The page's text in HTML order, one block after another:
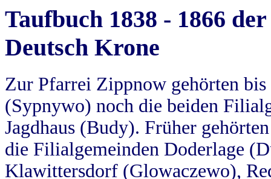
Taufbuch 1838 - 1866
Deutsch Krone
Zur Pfarrei Zippnow gehörten
(Sypnywo) noch die beiden
Jagdhaus (Budy). Früher
die Filialgemeinden Doderlage
Klawittersdorf (Glowaczewo),